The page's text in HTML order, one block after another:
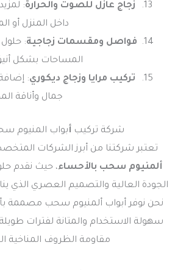
زجاج عازل للصوت والحرارة:
داخل المنزل أو
فواصل ومقسمات زجاجية:
المساحات بشكل
تركيب مرايا وزجاج ديكوري:
جمال وأناقة
شركة تركيب أبواب المنيوم
تعتبر شركتنا من أبرز الشركات
ألمنيوم سحب بالأحساء، حيث نقدم
الجودة العالية والتصميم العصري الذي
نحن نوفر أبواب ألمنيوم سحب مصممة
سهولة الاستخدام والمتانة لفترات
مقاومة الظروف المناخية